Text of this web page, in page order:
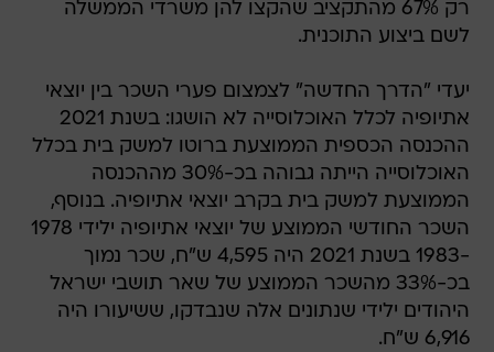
רק 67% מהתקציב שהקצו להן משרדי הממשלה
לשם ביצוע התוכנית.
יעדי "הדרך החדשה" לצמצום פערי השכר בין יוצאי
אתיופיה לכלל האוכלוסייה לא הושגו: בשנת 2021
ההכנסה הכספית הממוצעת ברוטו למשק בית בכלל
האוכלוסייה הייתה גבוהה בכ-30% מההכנסה
הממוצעת למשק בית בקרב יוצאי אתיופיה. בנוסף,
השכר החודשי הממוצע של יוצאי אתיופיה ילידי 1978
-1983 בשנת 2021 היה 4,595 ש"ח, שכר נמוך
בכ-33% מהשכר הממוצע של שאר תושבי ישראל
היהודים ילידי שנתונים אלה שנבדקו, ששיעורו היה
6,916 ש"ח.